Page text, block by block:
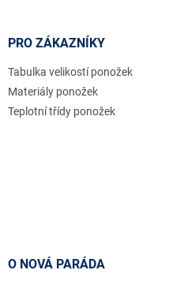
PRO ZÁKAZNÍKY
Tabulka velikostí ponožek
Materiály ponožek
Teplotní třídy ponožek
O NOVÁ PARÁDA